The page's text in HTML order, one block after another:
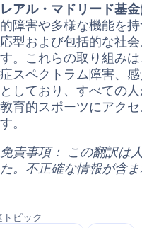
レアル・マドリード基金
的障害や多様な機能を
応型および包括的な社
す。これらの取り組み
症スペクトラム障害、
としており、すべての
教育的スポーツにアク
す。
免責事項： この翻訳は
た。不正確な情報が含
トピック